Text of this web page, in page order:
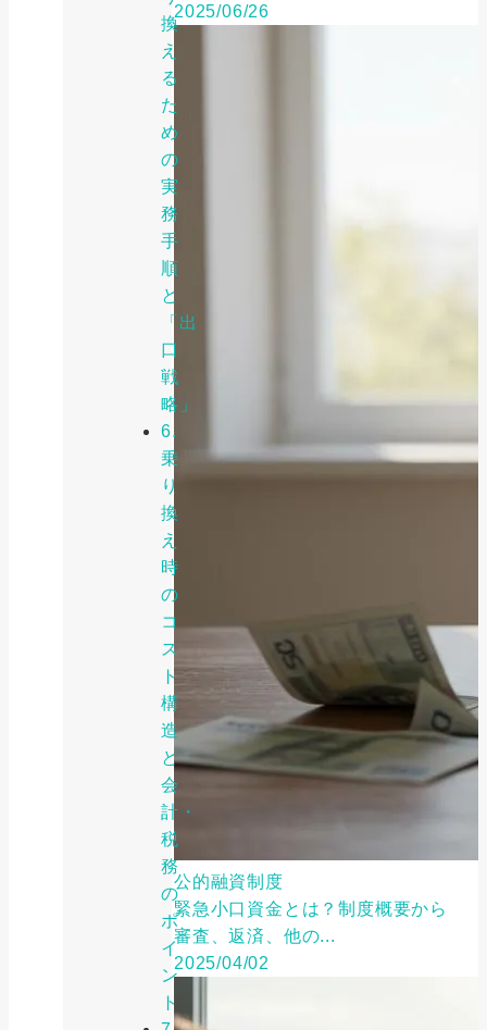
換
え
る
た
め
の
実
務
手
順
と
「出
口
戦
略」
6.
乗
り
換
え
時
の
コ
ス
ト
構
造
と
会
計・
税
務
の
ポ
イ
ン
ト
2025/06/26
公的融資制度
緊急小口資金とは？制度概要から
審査、返済、他の...
2025/04/02